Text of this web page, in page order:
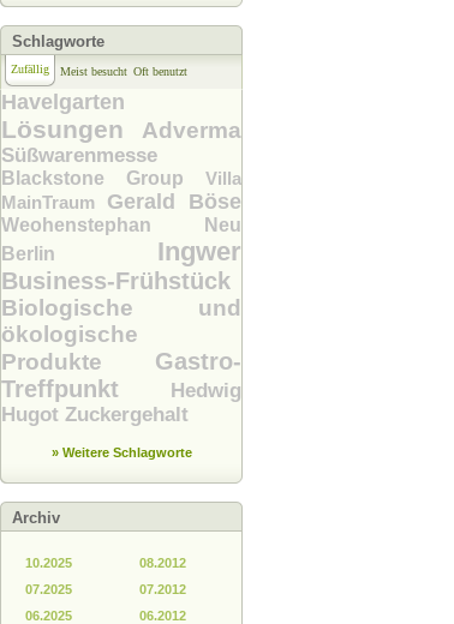
Schlagworte
Zufällig Meist besucht Oft benutzt
Havelgarten
Lösungen Adverma
Süßwarenmesse
Blackstone Group Villa
MainTraum Gerald Böse
Weohenstephan
Neu
Berlin Ingwer
Business-Frühstück
Biologische und
ökologische
Produkte Gastro-
Treffpunkt
Hedwig
Hugot Zuckergehalt
» Weitere Schlagworte
Archiv
10.2025
07.2025
06.2025
08.2012
07.2012
06.2012